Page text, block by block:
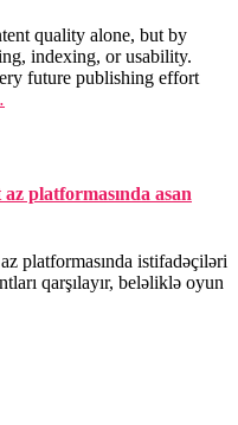
quality alone, but by
indexing, or usability.
future publishing effort
platformasında asan
platformasında istifadəçiləri
qarşılayır, beləliklə oyun